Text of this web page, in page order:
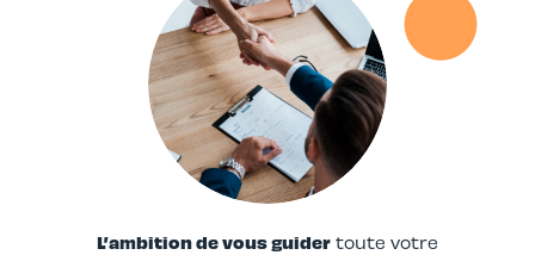
L’ambition de vous guider toute votre